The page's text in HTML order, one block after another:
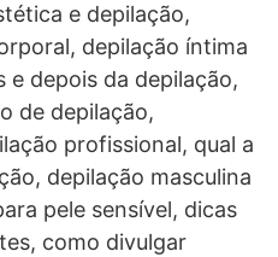
e depilação,
depilação íntima
e depois da depilação,
de depilação,
profissional, qual a
depilação masculina
pele sensível, dicas
como divulgar